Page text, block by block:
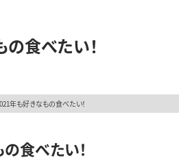
食べたい！
年も好きなもの食べたい！
食べたい！